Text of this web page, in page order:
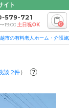
イト
579-721
19:00土日祝OK 0
市の有料老人ホーム・介護
談 2件） ?